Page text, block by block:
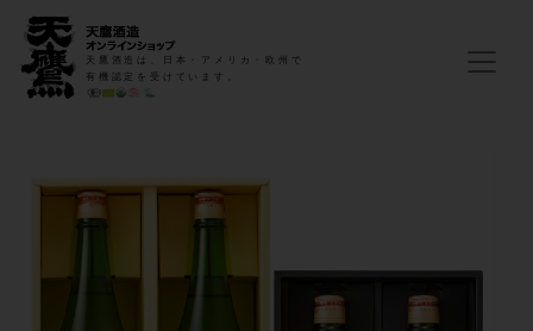
天鷹酒造は、日本・アメリカ・欧州で
有機認定を受けています。